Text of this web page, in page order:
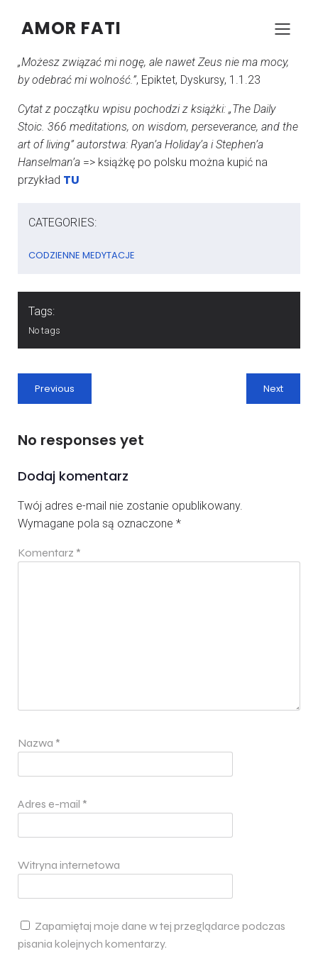
AMOR FATI
KONRAD SZCZYPCZYK
„Możesz związać mi nogę, ale nawet Zeus nie ma mocy,
by odebrać mi wolność.”, Epiktet, Dyskursy, 1.1.23
Cytat z początku wpisu pochodzi z książki: „The Daily
Stoic. 366 meditations, on wisdom, perseverance, and the
art of living” autorstwa: Ryan’a Holiday’a i Stephen’a
Hanselman’a => książkę po polsku można kupić na
przykład TU
CATEGORIES:
CODZIENNE MEDYTACJE
Tags:
No tags
Previous Next
No responses yet
Dodaj komentarz
Twój adres e-mail nie zostanie opublikowany.
Wymagane pola są oznaczone *
Komentarz *
Nazwa *
Adres e-mail *
Witryna internetowa
Zapamiętaj moje dane w tej przeglądarce podczas
pisania kolejnych komentarzy.